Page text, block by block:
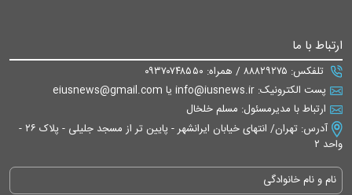
ارتباط با ما
تلفکس: ۸۸۸۲۹۲۷۵ / همراه: ۰۹۳۷۰۷۴۸۵۵۰
پست الکترونیک: info@iusnews.ir یا eiusnews@gmail.com
ارتباط با مدیرمسئول: مسلم خلخال
آدرس: تهران/ انتهای خیابان ایرانشهر - پایین تر از مسجد جلیلی - پلاک ۲۶ -
واحد ۲